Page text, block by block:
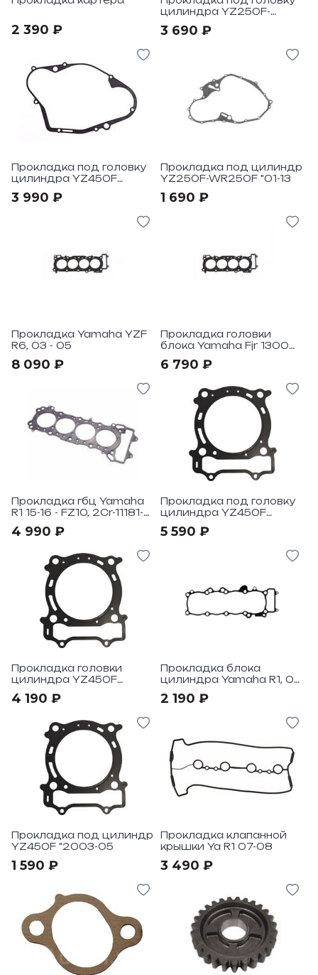
2 390 ₽
цилиндра YZ250F-
3 690 ₽
Прокладка под головку
цилиндра YZ450F
3 990 ₽
Прокладка под цилиндр
YZ250F-WR250F "01-13
1 690 ₽
Прокладка Yamaha YZF
R6, 03 - 05
8 090 ₽
Прокладка головки
блока Yamaha Fjr 1300
6 790 ₽
Прокладка гбц Yamaha
R1 15-16 - FZ10, 2Cr-11181-
4 990 ₽
Прокладка под головку
цилиндра YZ450F
5 590 ₽
Прокладка головки
цилиндра YZ450F
4 190 ₽
Прокладка блока
цилиндра Yamaha R1, 09
2 190 ₽
Прокладка под цилиндр
YZ450F "2003-05
1 590 ₽
Прокладка клапанной
крышки Ya R1 07-08
3 490 ₽